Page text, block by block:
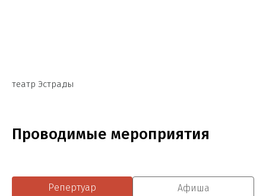
театр Эстрады
Проводимые мероприятия
Репертуар Афиша